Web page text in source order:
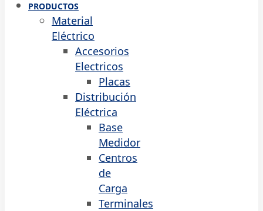
PRODUCTOS
Material
Eléctrico
Accesorios
Electricos
Placas
Distribución
Eléctrica
Base
Medidor
Centros
de
Carga
Terminales